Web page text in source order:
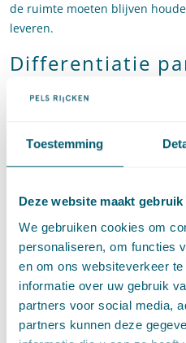
Toestemming
Deze website maakt
We gebruiken cookies om
personaliseren, om functies
en om ons websiteverkeer
informatie over uw gebruik
partners voor social media,
partners kunnen deze
de ruimte moeten blijven
leveren.
Differentiatie
Ook het vaststellen van de
lagere parkeertarieven voor
wijziging van artikel 225,
voor emissieloze voertuigen
ten opzichte van overige
veertig grootste gemeenten,
Zaken en Koninkrijksrelaties
uitgewerkt en voor de zomer
Indiening bij de Tweede